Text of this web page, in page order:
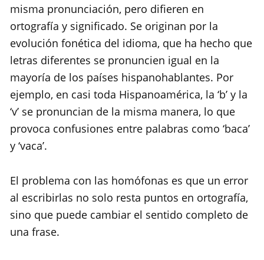
misma pronunciación, pero difieren en
ortografía y significado. Se originan por la
evolución fonética del idioma, que ha hecho que
letras diferentes se pronuncien igual en la
mayoría de los países hispanohablantes. Por
ejemplo, en casi toda Hispanoamérica, la ‘b’ y la
‘v’ se pronuncian de la misma manera, lo que
provoca confusiones entre palabras como ‘baca’
y ‘vaca’.
El problema con las homófonas es que un error
al escribirlas no solo resta puntos en ortografía,
sino que puede cambiar el sentido completo de
una frase.